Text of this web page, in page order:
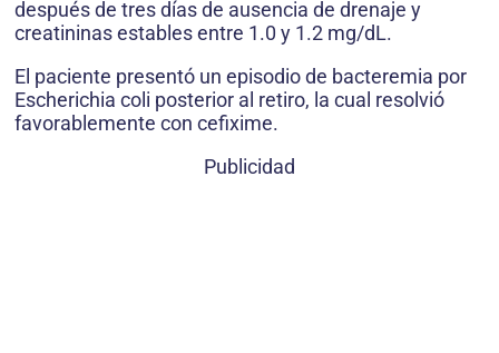
después de tres días de ausencia de drenaje y
creatininas estables entre 1.0 y 1.2 mg/dL.
El paciente presentó un episodio de bacteremia por
Escherichia coli posterior al retiro, la cual resolvió
favorablemente con cefixime.
Publicidad